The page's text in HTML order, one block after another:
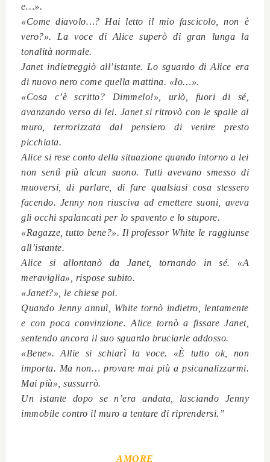
e…».
«Come diavolo…? Hai letto il mio fascicolo, non è
vero?». La voce di Alice superò di gran lunga la
tonalità normale.
Janet indietreggiò all’istante. Lo sguardo di Alice era
di nuovo nero come quella mattina. «Io…».
«Cosa c’è scritto? Dimmelo!», urlò, fuori di sé,
avanzando verso di lei. Janet si ritrovò con le spalle al
muro, terrorizzata dal pensiero di venire presto
picchiata.
Alice si rese conto della situazione quando intorno a lei
non sentì più alcun suono. Tutti avevano smesso di
muoversi, di parlare, di fare qualsiasi cosa stessero
facendo. Jenny non riusciva ad emettere suoni, aveva
gli occhi spalancati per lo spavento e lo stupore.
«Ragazze, tutto bene?». Il professor White le raggiunse
all’istante.
Alice si allontanò da Janet, tornando in sé. «A
meraviglia», rispose subito.
«Janet?», le chiese poi.
Quando Jenny annuì, White tornò indietro, lentamente
e con poca convinzione. Alice tornò a fissare Janet,
sentendo ancora il suo sguardo bruciarle addosso.
«Bene». Allie si schiarì la voce. «È tutto ok, non
importa. Ma non… provare mai più a psicanalizzarmi.
Mai più», sussurrò.
Un istante dopo se n’era andata, lasciando Jenny
immobile contro il muro a tentare di riprendersi.”
AMORE